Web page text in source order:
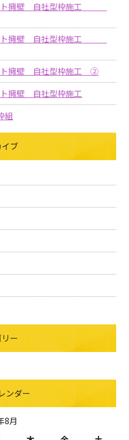
ト擁壁 自社型枠施工
ト擁壁 自社型枠施工
擁壁 自社型枠施工 ②
擁壁 自社型枠施工
組
ブ
ー
ンダー
8月